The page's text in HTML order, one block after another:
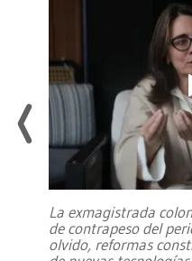
La exmagistrada
de contrapeso del
olvido, reformas